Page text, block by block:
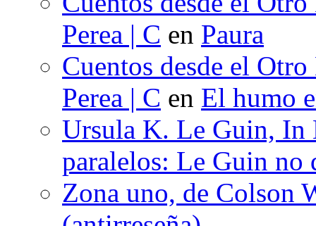
Perea | C en Paura
Cuentos desde el
Perea | C en El humo
Ursula K. Le Guin, In
paralelos: Le Guin no
Zona uno, de Colson